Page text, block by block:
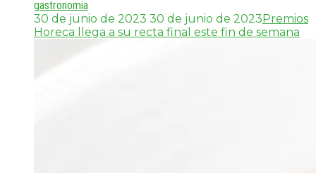
gastronomia
30 de junio de 2023 30 de junio de 2023 Premios
Horeca llega a su recta final este fin de semana